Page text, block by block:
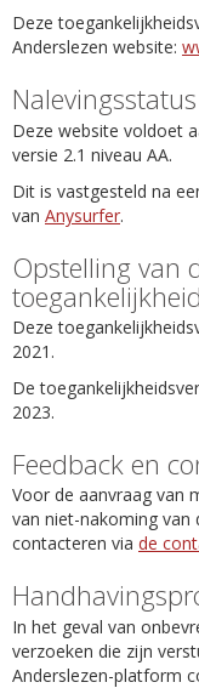
Deze
Anderslezen website:
Nalevingsstatus
Deze website voldoet
versie 2.1 niveau AA.
Dit is vastgesteld na
van Anysurfer.
Opstelling van
Deze
2021.
De
2023.
Feedback en
Voor de aanvraag van
van niet-nakoming van
contacteren via de
In het geval van
verzoeken die zijn
Anderslezen-platform